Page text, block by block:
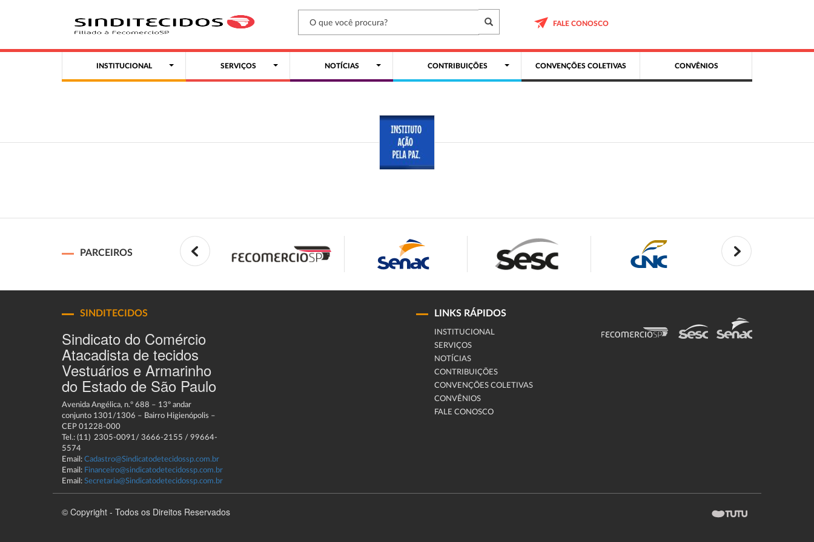
FALE CONOSCO
INSTITUCIONAL SERVIÇOS NOTÍCIAS CONTRIBUIÇÕES CONVENÇÕES COLETIVAS CONVÊNIOS
PARCEIROS
SINDITECIDOS
Sindicato do Comércio
Atacadista de tecidos
Vestuários e Armarinho
do Estado de São Paulo
Avenida Angélica, n.º 688 – 13º andar
conjunto 1301/1306 – Bairro Higienópolis –
CEP 01228-000
Tel.: (11) 2305-0091/ 3666-2155 / 99664-
5574
Email: Cadastro@Sindicatodetecidossp.com.br
Email: Financeiro@sindicatodetecidossp.com.br
Email: Secretaria@Sindicatodetecidossp.com.br
LINKS RÁPIDOS
INSTITUCIONAL
SERVIÇOS
NOTÍCIAS
CONTRIBUIÇÕES
CONVENÇÕES COLETIVAS
CONVÊNIOS
FALE CONOSCO
© Copyright - Todos os Direitos Reservados